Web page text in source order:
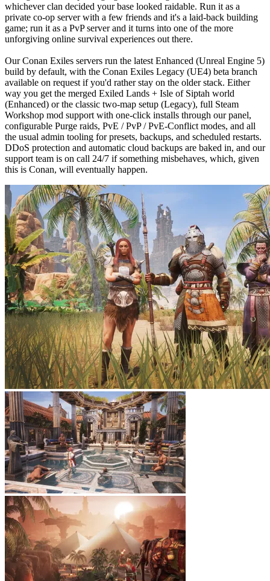
whichever clan decided your base looked raidable. Run it as a
private co-op server with a few friends and it's a laid-back building
game; run it as a PvP server and it turns into one of the more
unforgiving online survival experiences out there.
Our Conan Exiles servers run the latest Enhanced (Unreal Engine 5)
build by default, with the Conan Exiles Legacy (UE4) beta branch
available on request if you'd rather stay on the older stack. Either
way you get the merged Exiled Lands + Isle of Siptah world
(Enhanced) or the classic two-map setup (Legacy), full Steam
Workshop mod support with one-click installs through our panel,
configurable Purge raids, PvE / PvP / PvE-Conflict modes, and all
the usual admin tooling for presets, backups, and scheduled restarts.
DDoS protection and automatic cloud backups are baked in, and our
support team is on call 24/7 if something misbehaves, which, given
this is Conan, will eventually happen.